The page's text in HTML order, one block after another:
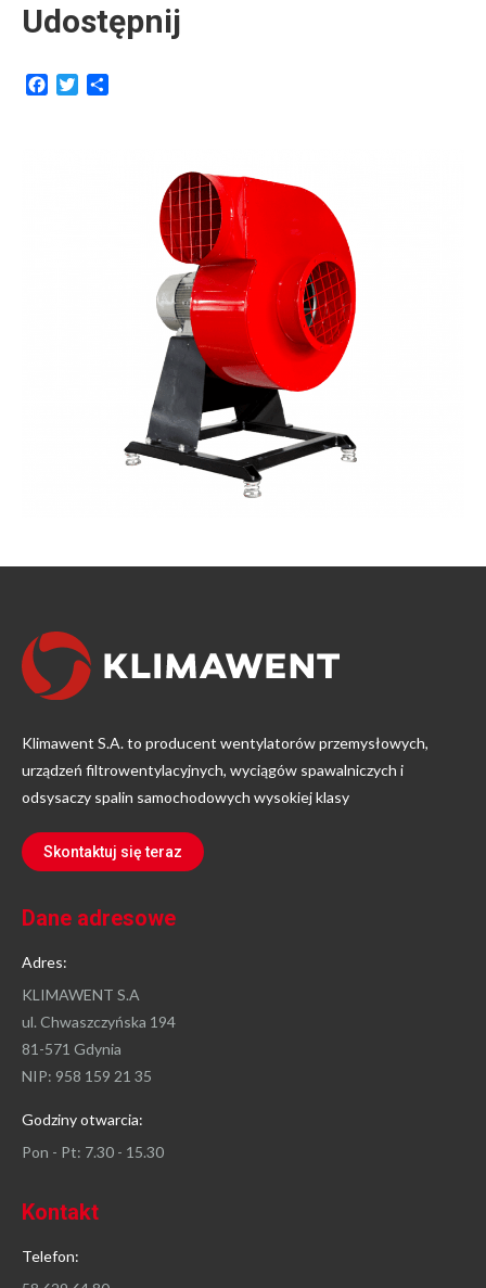
Udostępnij
Facebook
Twitter
Klimawent S.A. to producent wentylatorów przemysłowych,
urządzeń filtrowentylacyjnych, wyciągów spawalniczych i
odsysaczy spalin samochodowych wysokiej klasy
Skontaktuj się teraz
Dane adresowe
Adres:
KLIMAWENT S.A
ul. Chwaszczyńska 194
81-571 Gdynia
NIP: 958 159 21 35
Godziny otwarcia:
Pon - Pt: 7.30 - 15.30
Kontakt
Telefon: